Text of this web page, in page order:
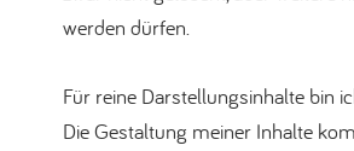
werden dürfen.
Für reine Darstellungsinhalte bin
Die Gestaltung meiner Inhalte